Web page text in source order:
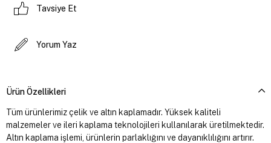
Tavsiye Et
Yorum Yaz
Ürün Özellikleri
Tüm ürünlerimiz çelik ve altın kaplamadır. Yüksek kaliteli
malzemeler ve ileri kaplama teknolojileri kullanılarak üretilmektedir.
Altın kaplama işlemi, ürünlerin parlaklığını ve dayanıklılığını artırır.